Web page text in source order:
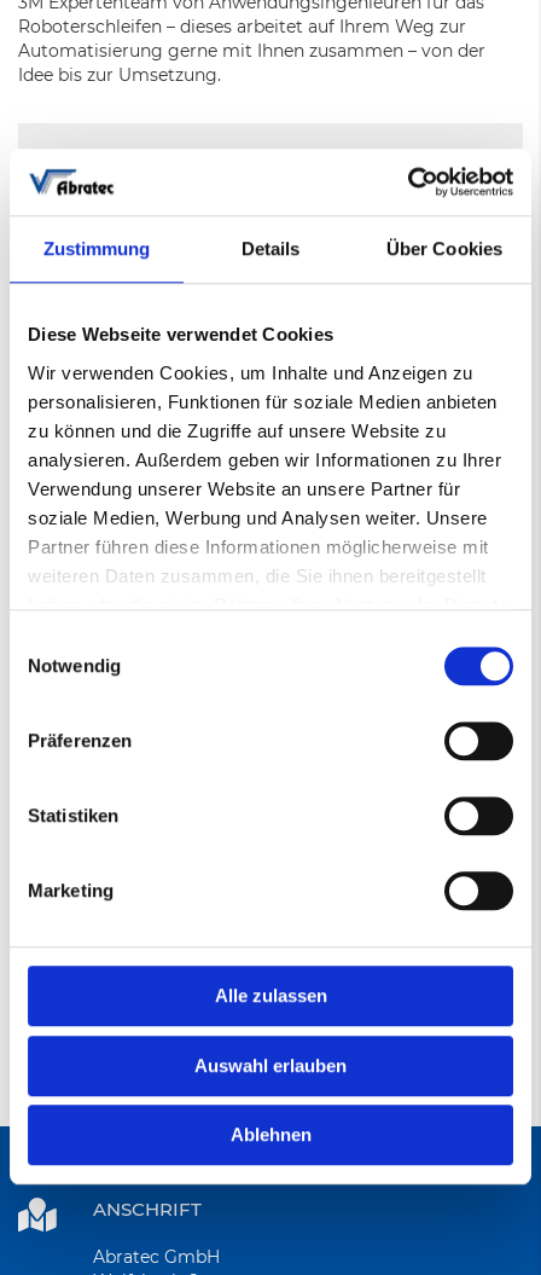
Zustimmung Details Über Cookies
Diese Webseite verwendet Cookies
Wir verwenden Cookies, um Inhalte und Anzeigen zu
personalisieren, Funktionen für soziale Medien anbieten
zu können und die Zugriffe auf unsere Website zu
analysieren. Außerdem geben wir Informationen zu Ihrer
Verwendung unserer Website an unsere Partner für
soziale Medien, Werbung und Analysen weiter. Unsere
Partner führen diese Informationen möglicherweise mit
weiteren Daten zusammen, die Sie ihnen bereitgestellt
Notwendig
Präferenzen
Statistiken
Marketing
Alle zulassen
Auswahl erlauben
Ablehnen
Roboterschleifen – dieses arbeitet auf Ihrem Weg zur
Automatisierung gerne mit Ihnen zusammen – von der
Idee bis zur Umsetzung.
49,31 €
493,13 € / 10 Stk.
Exkl. 19% Steuern, exkl.Versandkosten
Wir behalten uns fertigungsbedingte Minder – und
− + In den Warenkorb
Nicht auf Lager
10-15 Werktage
Informationen
3M™ 1184F Cubitron™ 3
120
ANSCHRIFT
Abratec GmbH